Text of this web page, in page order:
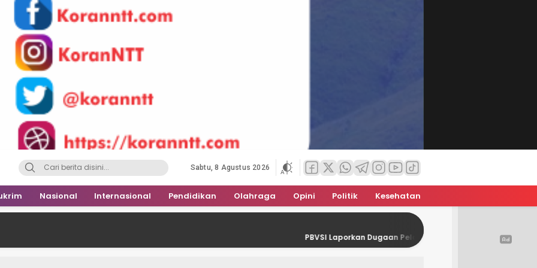
Sabtu, 8 Agustus 2026
Nasional Internasional Pendidikan Olahraga Opini Politik Kesehatan
PBVSI Laporkan Dugaan Pelanggaran Hukum dalam Polemik Muskot Kota